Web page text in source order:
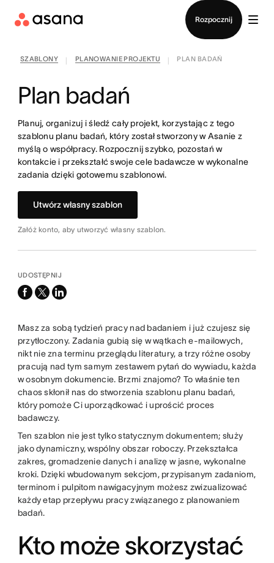
Rozpocznij
SZABLONY PLANOWANIE PROJEKTU PLAN BADAŃ
Plan badań
Planuj, organizuj i śledź cały projekt, korzystając z tego
szablonu planu badań, który został stworzony w Asanie z
myślą o współpracy. Rozpocznij szybko, pozostań w
kontakcie i przekształć swoje cele badawcze w wykonalne
zadania dzięki gotowemu szablonowi.
Utwórz własny szablon
Załóż konto, aby utworzyć własny szablon.
UDOSTĘPNIJ
facebook
x-
linkedin
Masz za sobą tydzień pracy nad badaniem i już czujesz się
przytłoczony. Zadania gubią się w wątkach e-mailowych,
nikt nie zna terminu przeglądu literatury, a trzy różne osoby
pracują nad tym samym zestawem pytań do wywiadu, każda
w osobnym dokumencie. Brzmi znajomo? To właśnie ten
chaos skłonił nas do stworzenia szablonu planu badań,
który pomoże Ci uporządkować i uprościć proces
badawczy.
Ten szablon nie jest tylko statycznym dokumentem; służy
jako dynamiczny, wspólny obszar roboczy. Przekształca
zakres, gromadzenie danych i analizę w jasne, wykonalne
kroki. Dzięki wbudowanym sekcjom, przypisanym zadaniom,
terminom i pulpitom nawigacyjnym możesz zwizualizować
każdy etap przepływu pracy związanego z planowaniem
badań.
Kto może skorzystać